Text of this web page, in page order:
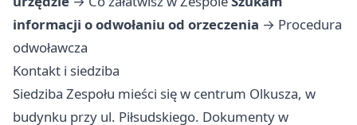
informacji o odwołaniu od orzeczenia → Procedura
odwoławcza
Kontakt i siedziba
Siedziba Zespołu mieści się w centrum Olkusza, w
budynku przy ul. Piłsudskiego. Dokumenty w